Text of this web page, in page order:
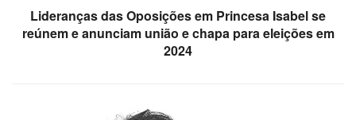
Lideranças das Oposições em Princesa Isabel se
reúnem e anunciam união e chapa para eleições em
2024